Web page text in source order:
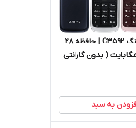
گوشی سامسونگ C3592 | حافظه 28
رم 4 مگابایت ( بدون گارانتی
به سبد